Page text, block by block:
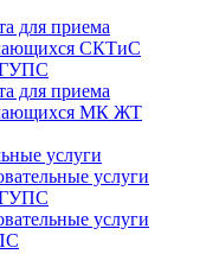
для приема
СКТиС
для приема
МК ЖТ
услуги
услуги
услуги